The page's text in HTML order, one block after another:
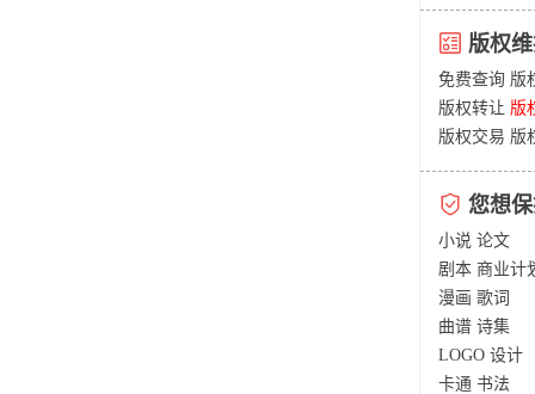
版权
免费查询 版
版权转让 版
版权交易 版
您想
小说 论文
剧本 商业计
漫画 歌词
曲谱 诗集
LOGO 设计
卡通 书法